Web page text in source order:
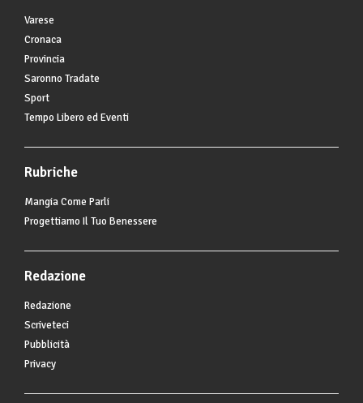
Varese
Cronaca
Provincia
Saronno Tradate
Sport
Tempo Libero ed Eventi
Rubriche
Mangia Come Parli
Progettiamo Il Tuo Benessere
Redazione
Redazione
Scriveteci
Pubblicità
Privacy